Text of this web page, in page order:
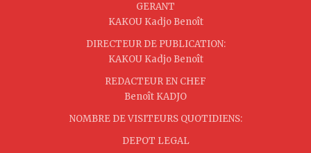
GERANT
KAKOU Kadjo Benoît
DIRECTEUR DE PUBLICATION:
KAKOU Kadjo Benoît
REDACTEUR EN CHEF
Benoît KADJO
NOMBRE DE VISITEURS QUOTIDIENS:
DEPOT LEGAL